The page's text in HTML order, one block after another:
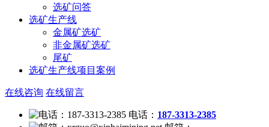
选矿问答
选矿生产线
金属矿选矿
非金属矿选矿
尾矿
选矿生产线项目案例
在线咨询 在线留言
电话： 187-3313-2385